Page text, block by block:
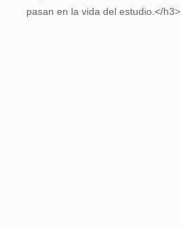
pasan en la vida del estudio.</h3>